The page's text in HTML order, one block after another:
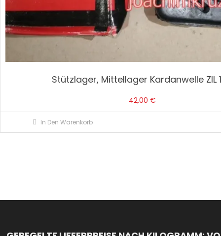
Stützlager, Mittellager Kardanwelle ZIL
42,00 €
In Den Warenkorb